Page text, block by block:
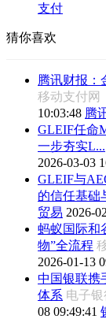
支付
猜你喜欢
腾讯财报：
移动支付网
10:03:48 腾
GLEIF任命
一步夯实L...
2026-03-03
GLEIF与
的信任基础
贸易 2026-
蚂蚁国际和
物”全流程
2026-01-13
中国银联携
体系 电子
08 09:49:41